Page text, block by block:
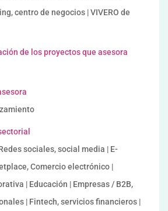
centro de negocios | VIVERO de
de los proyectos que asesora
sociales, social media | E-
Comercio electrónico |
| Educación | Empresas / B2B,
| Fintech, servicios financieros |